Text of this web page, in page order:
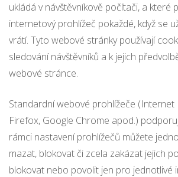
ukládá v návštěvníkově počítači, a které
internetový prohlížeč pokaždé, když se
vrátí. Tyto webové stránky používají
sledování návštěvníků a k jejich
webové stránce.
Standardní webové prohlížeče (Internet
Firefox, Google Chrome apod.)
rámci nastavení prohlížečů můžete
mazat, blokovat či zcela zakázat jejich
blokovat nebo povolit jen pro jednotlivé